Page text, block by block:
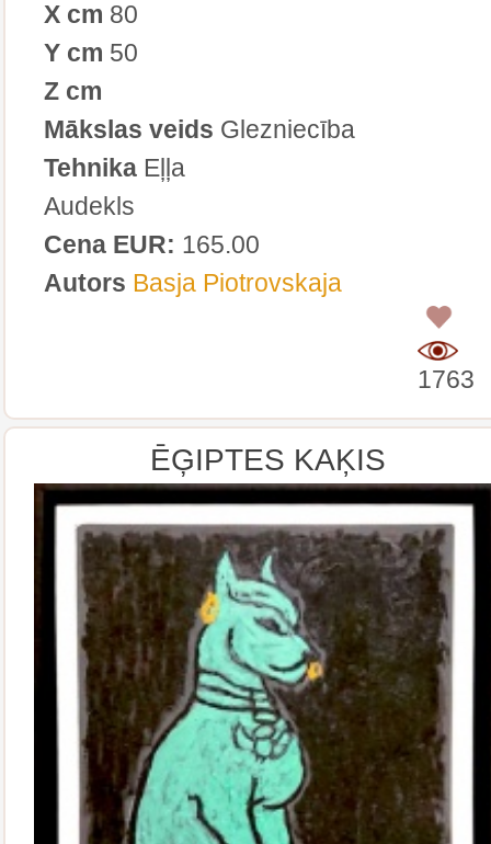
X cm 80
Y cm 50
Z cm
Mākslas veids Glezniecība
Tehnika Eļļa
Audekls
Cena EUR: 165.00
Autors Basja Piotrovskaja
1763
ĒĢIPTES KAĶIS